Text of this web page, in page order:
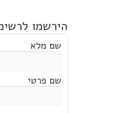
הירשמו
שם מלא
שם פרטי